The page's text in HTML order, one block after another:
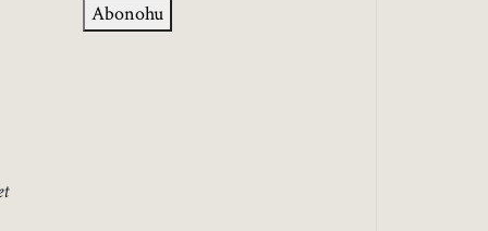
Abonohu